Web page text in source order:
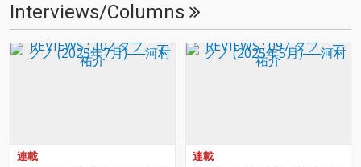
Interviews/Columns
連載
連載